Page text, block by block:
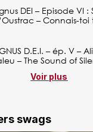
DEI – Episode VI
– Connais-
D.E.I. – ép. V –
– The Sound of
Voir plus
swags